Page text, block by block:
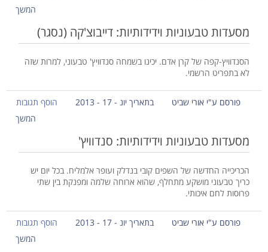
המשך
מסעדות טבעוניות וידידותיות: דייבוצ'קה (נסגר)
הסנדוויץ-קפה של קרן אדם. יכינו בשמחה סנדוויץ' טבעוני, למרות שזה
לא בתפריט הרשמי.
פורסם ע"י אורי שביט בתאריך יונ - 17 - 2013
הוסף תגובות
המשך
מסעדות טבעוניות וידידותיות: סנדוויץ'
הכריכייה החדשה של השפים קובי בנדלק ועופר אלמליח. בכל יום יש
כריך טבעוני מושקע מתחלף, שהוא ארוחה שלמה ומפנקת בין שתי
פרוסות לחם איכותי.
פורסם ע"י אורי שביט בתאריך יונ - 17 - 2013
הוסף תגובות
המשך